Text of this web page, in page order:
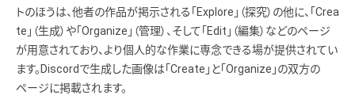
トのほうは、他者の作品が掲示される「Explore」（探究）の他に、「Crea
te」（生成）や「Organize」（管理）、そして「Edit」（編集）などのページ
が用意されており、より個人的な作業に専念できる場が提供されてい
ます。Discordで生成した画像は「Create」と「Organize」の双方の
ページに掲載されます。